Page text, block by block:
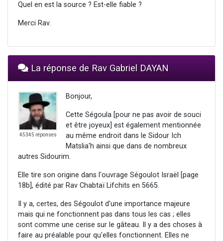
Quel en est la source ? Est-elle fiable ?
Merci Rav.
La réponse de Rav Gabriel DAYAN
45345 réponses
Bonjour,
Cette Ségoula [pour ne pas avoir de souci
et être joyeux] est également mentionnée
au même endroit dans le Sidour Ich
Matslia'h ainsi que dans de nombreux
autres Sidourim.
Elle tire son origine dans l'ouvrage Ségoulot Israël [page
18b], édité par Rav Chabtaï Lifchits en 5665.
Il y a, certes, des Ségoulot d'une importance majeure
mais qui ne fonctionnent pas dans tous les cas ; elles
sont comme une cerise sur le gâteau. Il y a des choses à
faire au préalable pour qu'elles fonctionnent. Elles ne